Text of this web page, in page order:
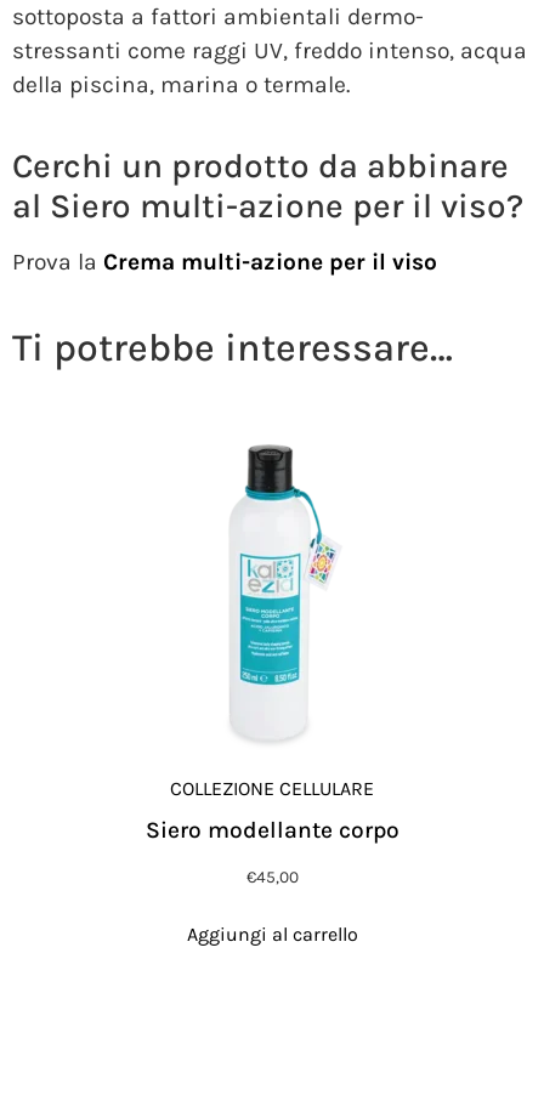
sottoposta a fattori ambientali dermo-
stressanti come raggi UV, freddo intenso, acqua
della piscina, marina o termale.
Cerchi un prodotto da abbinare
al Siero multi-azione per il viso?
Prova la Crema multi-azione per il viso
Ti potrebbe interessare…
COLLEZIONE CELLULARE
Siero modellante corpo
€45,00
Aggiungi al carrello